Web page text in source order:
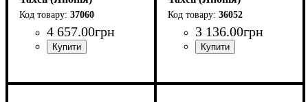
37060
4 657.00грн
36052
3 136.00грн